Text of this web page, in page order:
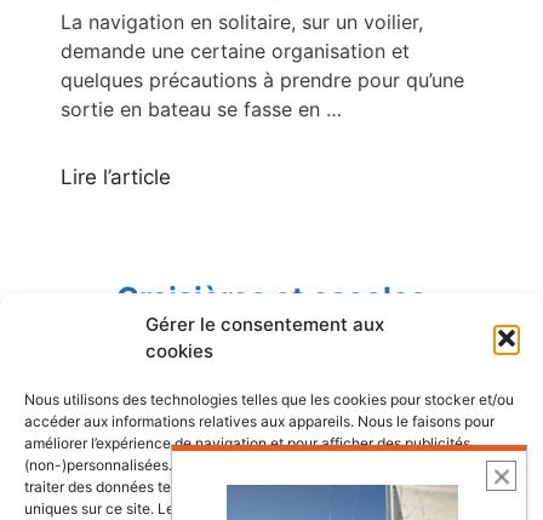
Gérer le consentement aux
cookies
Nous utilisons des technologies telles que les cookies pour stocker et/ou
accéder aux informations relatives aux appareils. Nous le faisons pour
améliorer l’expérience de navigation et pour afficher des publicités
(non-)personnalisées. Consentir à ces technologies nous autorisera à
traiter des données telles que le comportement de navigation ou les ID
uniques sur ce site. Le fait de ne pas consentir ou de retirer son
La navigation en solitaire, sur un voilier,
demande une certaine organisation et
quelques précautions à prendre pour qu’une
sortie en bateau se fasse en …
Lire l’article
Croisières et escales
Les plus belles escales et croisières de
nos côtes